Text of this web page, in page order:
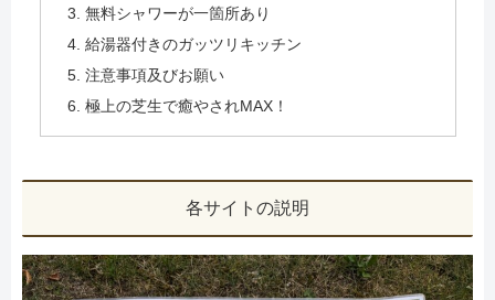
無料シャワーが一箇所あり
給湯器付きのガッツリキッチン
注意事項及びお願い
極上の芝生で癒やされMAX！
各サイトの説明